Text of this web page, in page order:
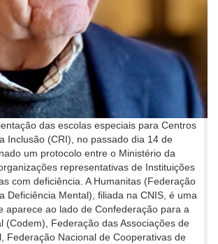
das escolas especiais para Centros
Inclusão (CRI), no passado dia 14 de
um protocolo entre o Ministério da
representativas de Instituições
com deficiência. A Humanitas (Federação
Deficiência Mental), filiada na CNIS, é uma
aparece ao lado de Confederação para a
(Codem), Federação das Associações de
Federação Nacional de Cooperativas de